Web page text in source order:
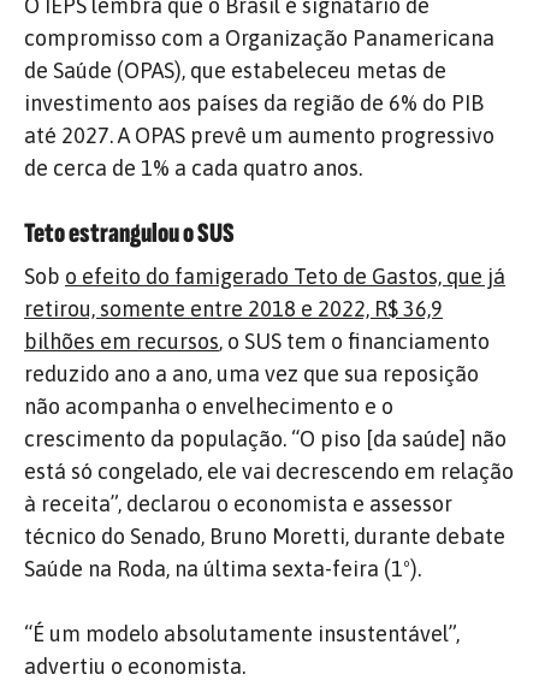
O IEPS lembra que o Brasil é signatário de
compromisso com a Organização Panamericana
de Saúde (OPAS), que estabeleceu metas de
investimento aos países da região de 6% do PIB
até 2027. A OPAS prevê um aumento progressivo
de cerca de 1% a cada quatro anos.
Teto estrangulou o SUS
Sob o efeito do famigerado Teto de Gastos, que já
retirou, somente entre 2018 e 2022, R$ 36,9
bilhões em recursos, o SUS tem o financiamento
reduzido ano a ano, uma vez que sua reposição
não acompanha o envelhecimento e o
crescimento da população. “O piso [da saúde] não
está só congelado, ele vai decrescendo em relação
à receita”, declarou o economista e assessor
técnico do Senado, Bruno Moretti, durante debate
Saúde na Roda, na última sexta-feira (1º).
“É um modelo absolutamente insustentável”,
advertiu o economista.